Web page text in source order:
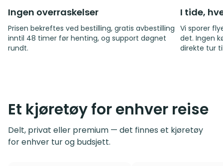
Ingen overraskelser
Prisen bekreftes ved bestilling, gratis avbestilling
inntil 48 timer før henting, og support døgnet
rundt.
I tide,
Vi sporer
det. Ingen
direkte tur
Et kjøretøy for enhver reise
Delt, privat eller premium — det finnes et kjøretøy
for enhver tur og budsjett.